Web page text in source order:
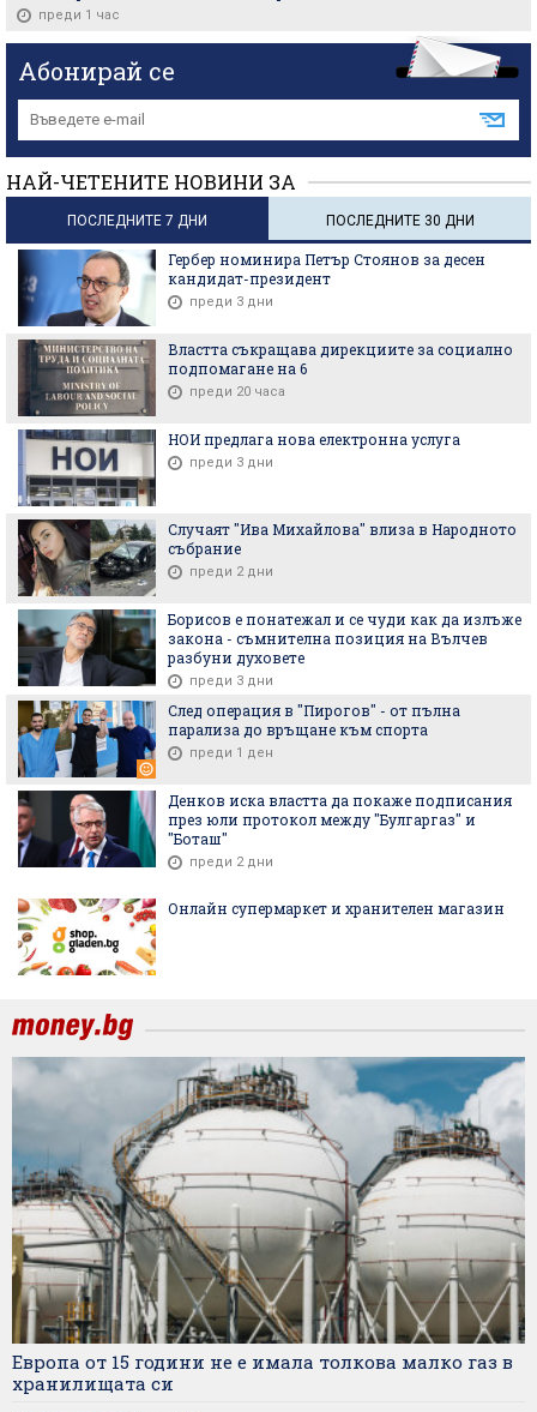
преди 1 час
Абонирай се
НАЙ-ЧЕТЕНИТЕ НОВИНИ ЗА
ПОСЛЕДНИТЕ 7 ДНИ ПОСЛЕДНИТЕ 30 ДНИ
Гербер номинира Петър Стоянов за десен
кандидат-президент
преди 3 дни
Властта съкращава дирекциите за социално
подпомагане на 6
преди 20 часа
НОИ предлага нова електронна услуга
преди 3 дни
Случаят "Ива Михайлова" влиза в Народното
събрание
преди 2 дни
Борисов е понатежал и се чуди как да излъже
закона - съмнителна позиция на Вълчев
разбуни духовете
преди 3 дни
След операция в "Пирогов" - от пълна
парализа до връщане към спорта
преди 1 ден
Денков иска властта да покаже подписания
през юли протокол между "Булгаргаз" и
"Боташ"
преди 2 дни
Онлайн супермаркет и хранителен магазин
Европа от 15 години не е имала толкова малко газ в
хранилищата си